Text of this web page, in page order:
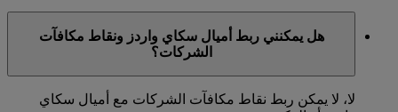
هل يمكنني ربط أميال سكاي واردز ونقاط مكافآت
الشركات؟
لا، لا يمكن ربط نقاط مكافآت الشركات مع أميال سكاي